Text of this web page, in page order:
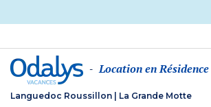
- Location en
Languedoc Roussillon La Grande Motte